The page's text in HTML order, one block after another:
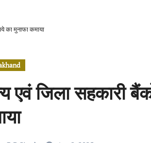
का मुनाफा कमाया
एवं जिला सहकारी